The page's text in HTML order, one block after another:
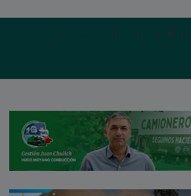
| | | | 6 |